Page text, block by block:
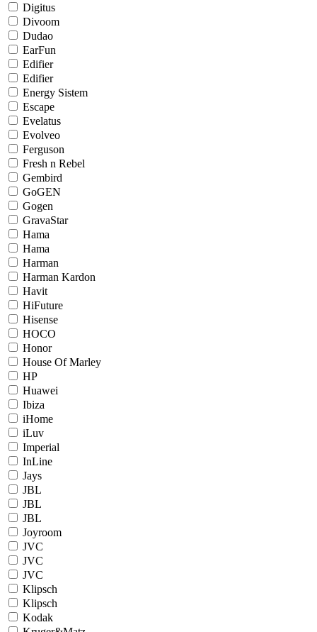
Digitus
Divoom
Dudao
EarFun
Edifier
Edifier
Energy Sistem
Escape
Evelatus
Evolveo
Ferguson
Fresh n Rebel
Gembird
GoGEN
Gogen
GravaStar
Hama
Hama
Harman
Harman Kardon
Havit
HiFuture
Hisense
HOCO
Honor
House Of Marley
HP
Huawei
Ibiza
iHome
iLuv
Imperial
InLine
Jays
JBL
JBL
JBL
Joyroom
JVC
JVC
JVC
Klipsch
Klipsch
Kodak